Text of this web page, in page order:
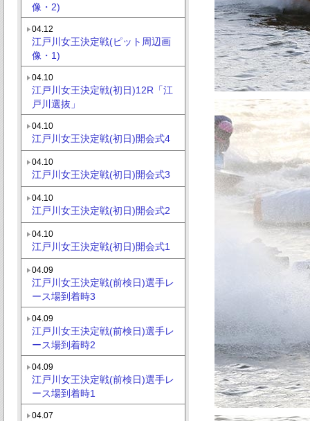
像・2)
04.12
江戸川女王決定戦(ピット周辺画
像・1)
04.10
江戸川女王決定戦(初日)12R「江
戸川選抜」
04.10
江戸川女王決定戦(初日)開会式4
04.10
江戸川女王決定戦(初日)開会式3
04.10
江戸川女王決定戦(初日)開会式2
04.10
江戸川女王決定戦(初日)開会式1
04.09
江戸川女王決定戦(前検日)選手レ
ース場到着時3
04.09
江戸川女王決定戦(前検日)選手レ
ース場到着時2
04.09
江戸川女王決定戦(前検日)選手レ
ース場到着時1
04.07